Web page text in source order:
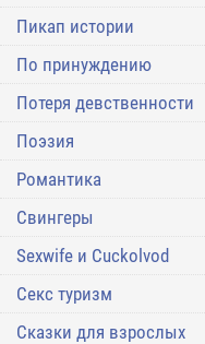
Пикап истории
По принуждению
Потеря девственности
Поэзия
Романтика
Свингеры
Sexwife и Cuckolvod
Секс туризм
Сказки для взрослых